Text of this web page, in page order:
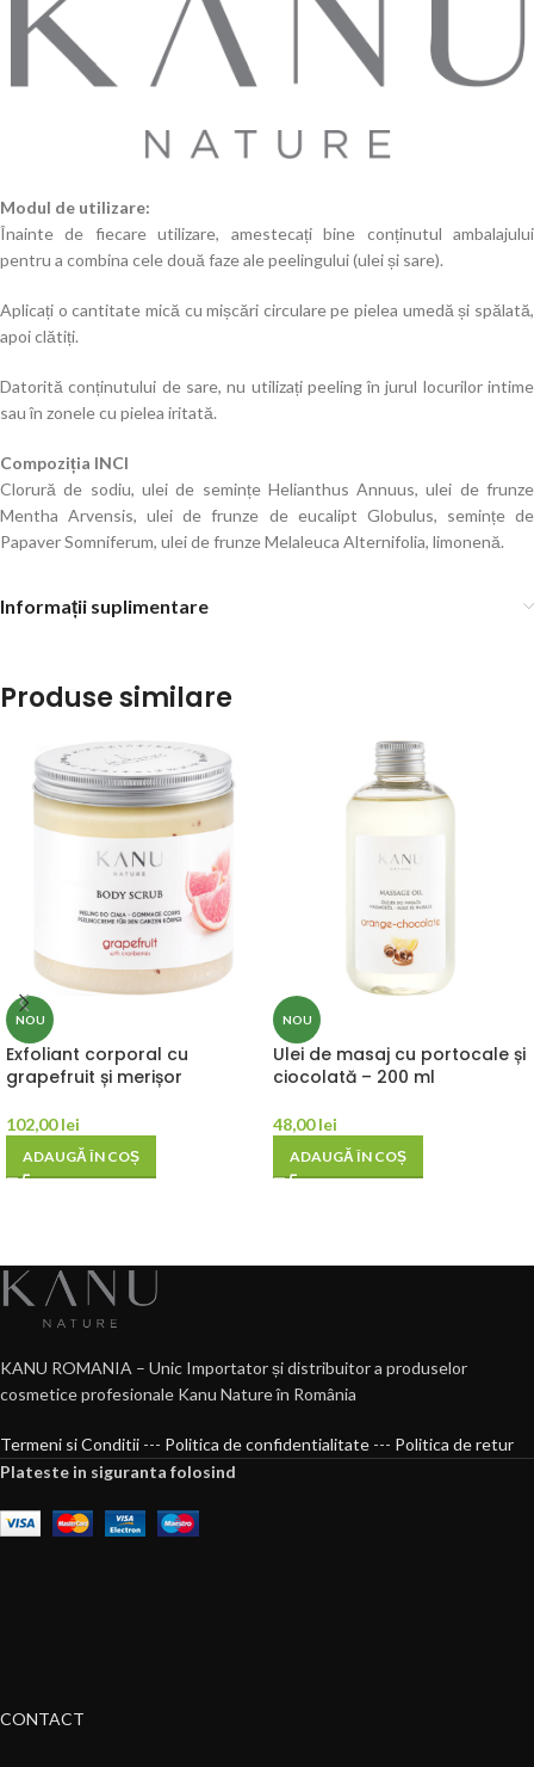
Modul de utilizare:
Înainte de fiecare utilizare, amestecați bine conținutul ambalajului
pentru a combina cele două faze ale peelingului (ulei și sare).
Aplicați o cantitate mică cu mișcări circulare pe pielea umedă și spălată,
apoi clătiți.
Datorită conținutului de sare, nu utilizați peeling în jurul locurilor intime
sau în zonele cu pielea iritată.
Compoziția INCI
Clorură de sodiu, ulei de semințe Helianthus Annuus, ulei de frunze
Mentha Arvensis, ulei de frunze de eucalipt Globulus, semințe de
Papaver Somniferum, ulei de frunze Melaleuca Alternifolia, limonenă.
Informații suplimentare
Produse similare
NOU
Exfoliant corporal cu
grapefruit și merișor
102,00lei
ADAUGĂ ÎN COȘ
NOU
Ulei de masaj cu portocale și
ciocolată – 200 ml
48,00lei
ADAUGĂ ÎN COȘ
KANU ROMANIA – Unic Importator și distribuitor a produselor
cosmetice profesionale Kanu Nature în România
Termeni si Conditii --- Politica de confidentialitate --- Politica de retur
Plateste in siguranta folosind